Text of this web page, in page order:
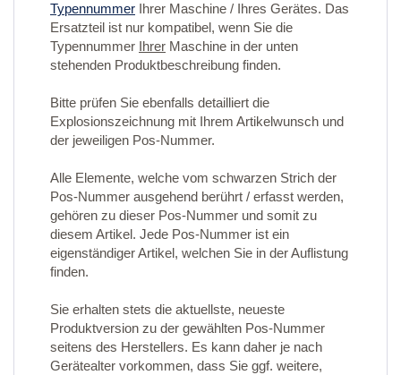
Typennummer Ihrer Maschine / Ihres Gerätes. Das
Ersatzteil ist nur kompatibel, wenn Sie die
Typennummer Ihrer Maschine in der unten
stehenden Produktbeschreibung finden.
Bitte prüfen Sie ebenfalls detailliert die
Explosionszeichnung mit Ihrem Artikelwunsch und
der jeweiligen Pos-Nummer.
Alle Elemente, welche vom schwarzen Strich der
Pos-Nummer ausgehend berührt / erfasst werden,
gehören zu dieser Pos-Nummer und somit zu
diesem Artikel. Jede Pos-Nummer ist ein
eigenständiger Artikel, welchen Sie in der Auflistung
finden.
Sie erhalten stets die aktuellste, neueste
Produktversion zu der gewählten Pos-Nummer
seitens des Herstellers. Es kann daher je nach
Gerätealter vorkommen, dass Sie ggf. weitere,